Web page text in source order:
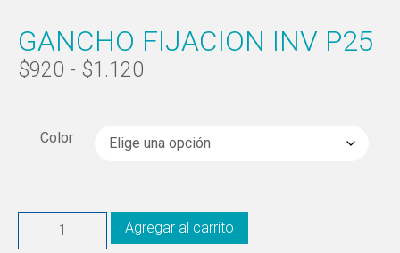
GANCHO FIJACION INV P25
$920 - $1.120
Color
Agregar al carrito